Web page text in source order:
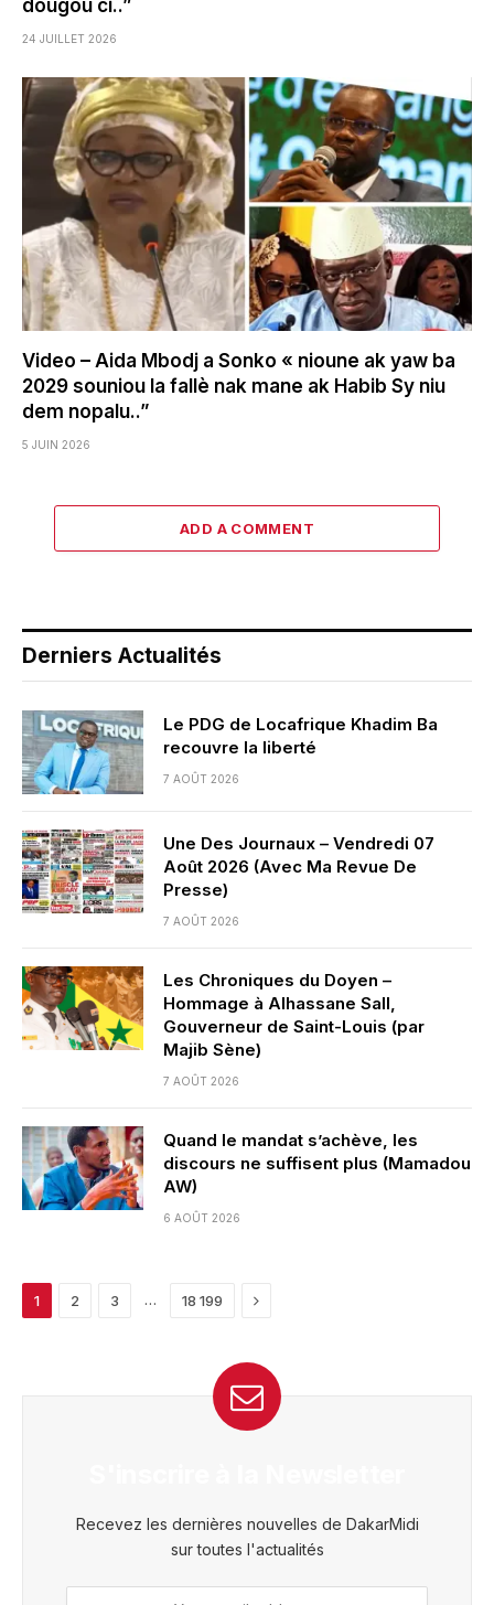
dougou ci..”
24 JUILLET 2026
Video – Aida Mbodj a Sonko « nioune ak yaw ba
2029 souniou la fallè nak mane ak Habib Sy niu
dem nopalu..”
5 JUIN 2026
ADD A COMMENT
Derniers Actualités
Le PDG de Locafrique Khadim Ba
recouvre la liberté
7 AOÛT 2026
Une Des Journaux – Vendredi 07
Août 2026 (Avec Ma Revue De
Presse)
7 AOÛT 2026
Les Chroniques du Doyen –
Hommage à Alhassane Sall,
Gouverneur de Saint-Louis (par
Majib Sène)
7 AOÛT 2026
Quand le mandat s’achève, les
discours ne suffisent plus (Mamadou
AW)
6 AOÛT 2026
1 2 3 … 18 199 Next
Recevez les dernières nouvelles de DakarMidi
sur toutes l'actualités